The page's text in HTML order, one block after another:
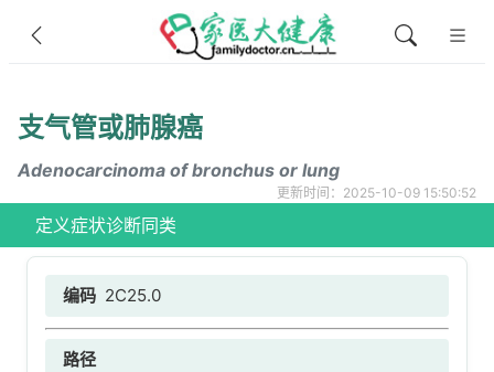
支气管或肺腺癌
Adenocarcinoma of bronchus or lung
更新时间：2025-10-09 15:50:52
定义症状诊断同类
编码 2C25.0
路径